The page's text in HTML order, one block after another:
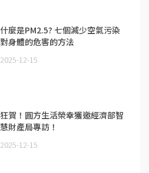
什麼是PM2.5? 七個減少空氣污染
對身體的危害的方法
2025-12-15
狂賀！圓方生活榮幸獲邀經濟部智
慧財產局專訪！
2025-12-15